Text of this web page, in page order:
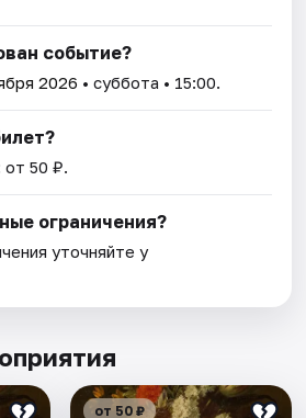
событие?
2026 • суббота • 15:00.
от 50 ₽.
ограничения?
уточняйте у
от 50 ₽